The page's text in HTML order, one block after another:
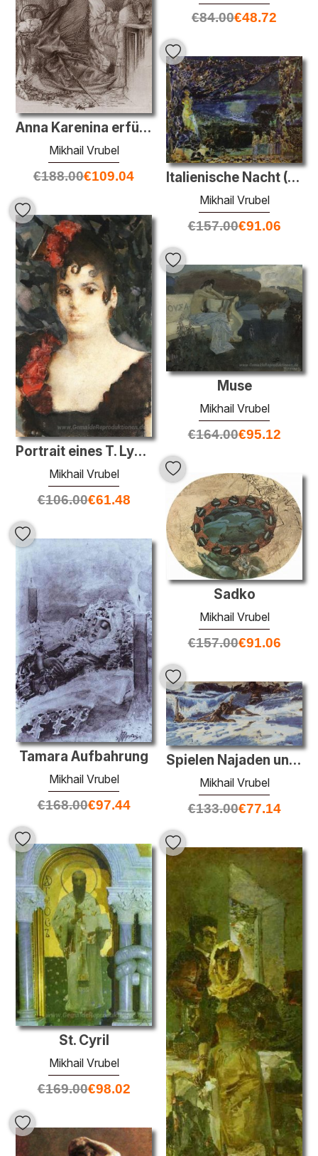
€84.00€48.72
Anna Karenina erfüllt ihren Sohn
Mikhail Vrubel
€188.00€109.04 Italienische Nacht (Sketch für den Vorhang in der russischen Pri
Mikhail Vrubel
€157.00€91.06
Portrait eines T. Lyubatovich in Rolle der Carmen
Mikhail Vrubel
€106.00€61.48
Muse
Mikhail Vrubel
€164.00€95.12
Sadko
Mikhail Vrubel
€157.00€91.06
Tamara Aufbahrung
Mikhail Vrubel
€168.00€97.44
Spielen Najaden und Tritonen
Mikhail Vrubel
€133.00€77.14
St. Cyril
Mikhail Vrubel
€169.00€98.02